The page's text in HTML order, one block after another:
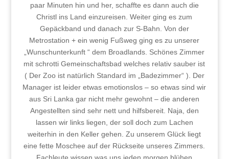
paar Minuten hin und her, schaffte es dann auch die
Christl ins Land einzureisen. Weiter ging es zum
Gepäckband und danach zur S-Bahn. Von der
Metrostation + ein wenig Fußweg ging es zu unserer
„Wunschunterkunft “ dem Broadlands. Schönes Zimmer
mit schrotti Gemeinschaftsbad welches relativ sauber ist
( Der Zoo ist natürlich Standard im „Badezimmer“ ). Der
Manager ist leider etwas emotionslos – so etwas sind wir
aus Sri Lanka gar nicht mehr gewohnt – die anderen
Angestellten sind sehr nett und hilfsbereit. Naja, den
lassen wir links liegen, der soll doch zum Lachen
weiterhin in den Keller gehen. Zu unserem Glück liegt
eine fette Moschee auf der Rückseite unseres Zimmers.